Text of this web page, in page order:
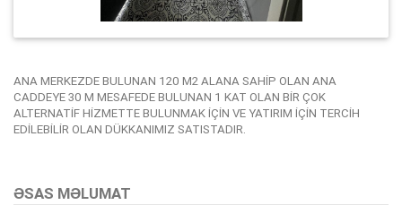
ANA MERKEZDE BULUNAN 120 M2 ALANA SAHİP OLAN ANA
CADDEYE 30 M MESAFEDE BULUNAN 1 KAT OLAN BİR ÇOK
ALTERNATİF HİZMETTE BULUNMAK İÇİN VE YATIRIM İÇİN TERCİH
EDİLEBİLİR OLAN DÜKKANIMIZ SATISTADIR.
ƏSAS MƏLUMAT